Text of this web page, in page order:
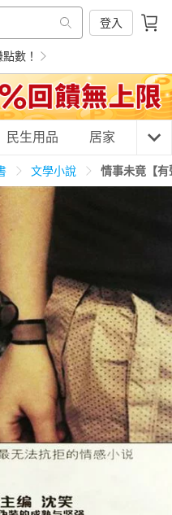
登入
數！
養生保健
運動休閒 親子玩具
化妝保養 情趣用品
民生用品 居家 3C
文學小說 情事未竟【有